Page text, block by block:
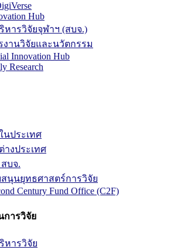
Hub
หารวิจัยจุฬาฯ (สบจ.)
งานวิจัยและนวัตกรรม
Innovation Hub
Research
นประเทศ
างประเทศ
บจ.
นุนยุทธศาสตร์การวิจัย
Century Fund Office (C2F)
การวิจัย
หารวิจัย